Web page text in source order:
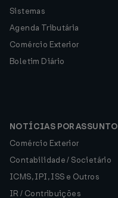
Sistemas
Agenda Tributária
Comércio Exterior
Boletim Diário
NOTÍCIAS POR ASSUNTO
Comércio Exterior
Contabilidade / Societário
ICMS, IPI, ISS e Outros
IR / Contribuições